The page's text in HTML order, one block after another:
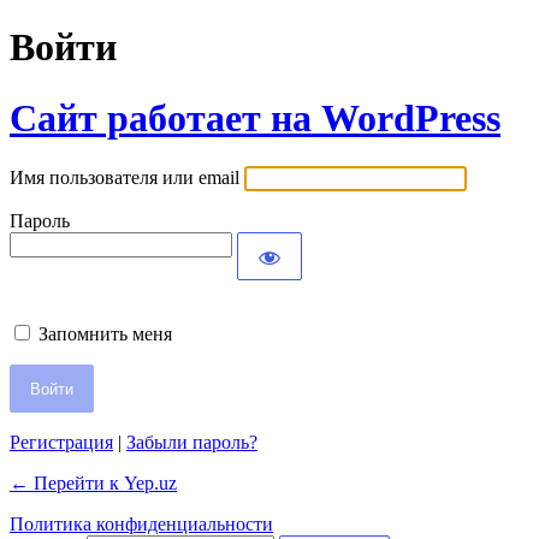
Войти
Сайт работает на WordPress
Имя пользователя или email
Пароль
Запомнить меня
Регистрация | Забыли пароль?
← Перейти к Yep.uz
Политика конфиденциальности